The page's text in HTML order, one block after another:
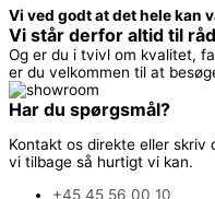
Vi ved godt at det hele kan
Vi står derfor altid til
Og er du i tvivl om kvalitet,
er du velkommen til at
Har du spørgsmål?
Kontakt os direkte eller skriv
vi tilbage så hurtigt vi kan.
+45 45 56 00 10